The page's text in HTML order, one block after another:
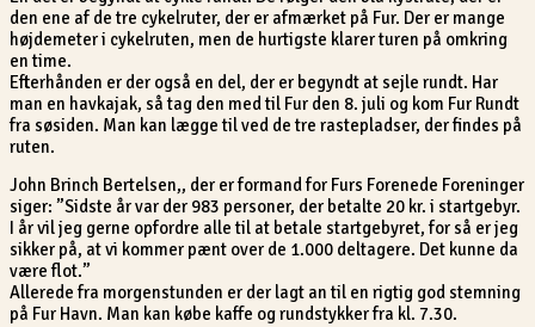
den ene af de tre cykelruter, der er afmærket på Fur. Der er mange
højdemeter i cykelruten, men de hurtigste klarer turen på omkring
en time.
Efterhånden er der også en del, der er begyndt at sejle rundt. Har
man en havkajak, så tag den med til Fur den 8. juli og kom Fur Rundt
fra søsiden. Man kan lægge til ved de tre rastepladser, der findes på
ruten.
John Brinch Bertelsen,, der er formand for Furs Forenede Foreninger
siger: ”Sidste år var der 983 personer, der betalte 20 kr. i startgebyr.
I år vil jeg gerne opfordre alle til at betale startgebyret, for så er jeg
sikker på, at vi kommer pænt over de 1.000 deltagere. Det kunne da
være flot.”
Allerede fra morgenstunden er der lagt an til en rigtig god stemning
på Fur Havn. Man kan købe kaffe og rundstykker fra kl. 7.30.